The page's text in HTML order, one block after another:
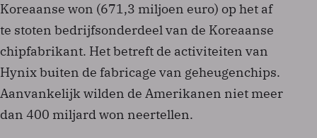
Koreaanse won (671,3 miljoen euro) op het af
te stoten bedrijfsonderdeel van de Koreaanse
chipfabrikant. Het betreft de activiteiten van
Hynix buiten de fabricage van geheugenchips.
Aanvankelijk wilden de Amerikanen niet meer
dan 400 miljard won neertellen.